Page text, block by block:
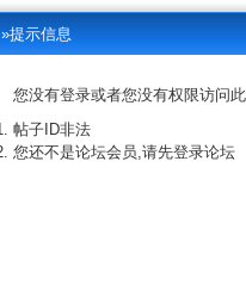
»提示信息
您没有登录或者您没有权限访问
帖子ID非法
您还不是论坛会员,请先登录论坛